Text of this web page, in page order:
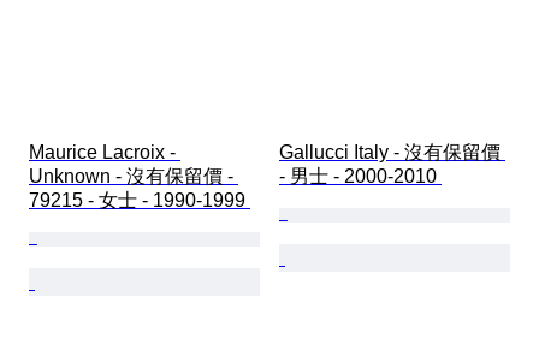
Maurice Lacroix -
Unknown - 沒有保留價 -
79215 - 女士 - 1990-1999
Gallucci Italy - 沒有保留價
- 男士 - 2000-2010